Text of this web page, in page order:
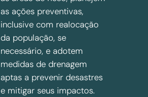
as ações preventivas,
inclusive com realocação
da população, se
necessário, e adotem
medidas de drenagem
aptas a prevenir desastres
e mitigar seus impactos.